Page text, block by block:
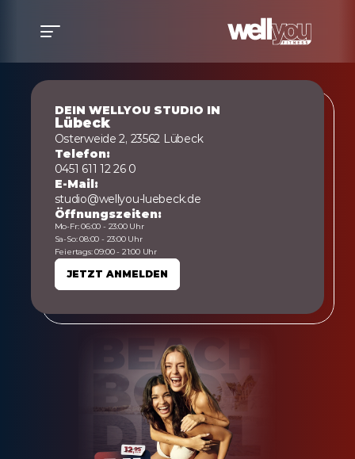
DEIN WELLYOU STUDIO IN
Lübeck
Osterweide 2, 23562 Lübeck
Telefon:
0451 611 12 26 0
E-Mail:
studio@wellyou-luebeck.de
Öffnungszeiten:
Mo-Fr: 06:00 - 23:00 Uhr
Sa-So: 08:00 - 23:00 Uhr
Feiertags: 09:00 - 21:00 Uhr
JETZT ANMELDEN
JETZT ANMELDEN